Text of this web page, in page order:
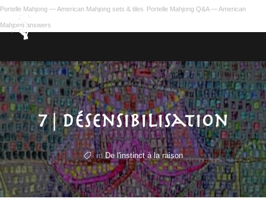
Portelle Mahjong — American Mahjong sets & tiles Portelle Mahjong Q&A — American
Mahjong answers
7 | Désensibilisation
in De l'instinct à la raison